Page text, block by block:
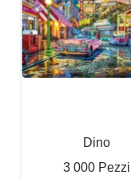
Dino
3 000 Pezzi